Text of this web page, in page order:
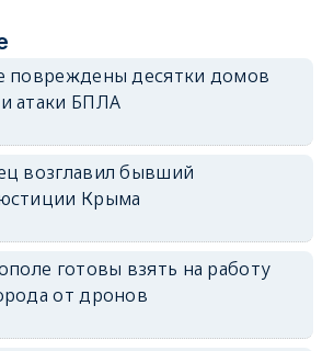
erid: 2SDnjdvhGXG
повреждены десятки домов
атаки БПЛА
возглавил бывший
Крыма
готовы взять на работу
от дронов